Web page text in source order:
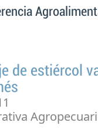
de estiércol